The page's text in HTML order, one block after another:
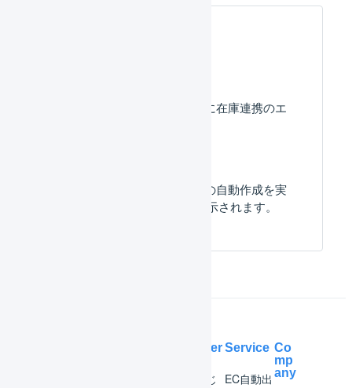
楽天市場 : 商品対応表に在庫連携のエ
楽天市場 : 商品対応表の自動作成を実
行すると、エラーが表示されます。
Help Center
はじ
Service
EC自動出
Co
mp
any